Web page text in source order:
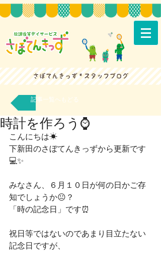
記事一覧へもどる
時計を作ろう⌚
こんにちは☀
下新田のさぼてんきっずから更新です
💻✨
みなさん、６月１０日が何の日かご存
知でしょうか😐？
「時の記念日」です⏰
祝日等ではないのであまり目立たない
記念日ですが、